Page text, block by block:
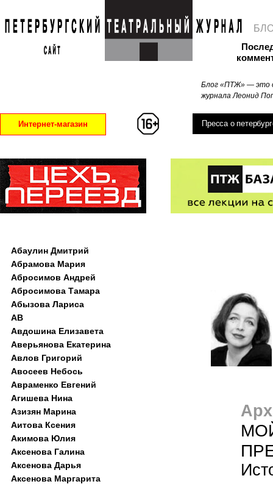
Блог «ПТЖ» — это
журнала Леонид
Интернет-магазин Пресса о
Абаулин Дмитрий
Абрамова Мария
Абросимов Андрей
Абросимова Тамара
Абызова Лариса
АВ
Авдошина Елизавета
Аверьянова Екатерина
Авлов Григорий
Авосеев Небось
Авраменко Евгений
Агишева Нина
Азизян Марина
Аитова Ксения
Акимова Юлия
Аксенова Галина
Аксенова Дарья
Аксенова Маргарита